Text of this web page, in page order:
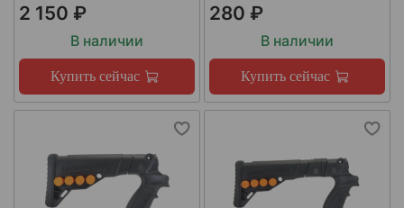
2 150 ₽
В наличии
Купить сейчас
280 ₽
В наличии
Купить сейчас